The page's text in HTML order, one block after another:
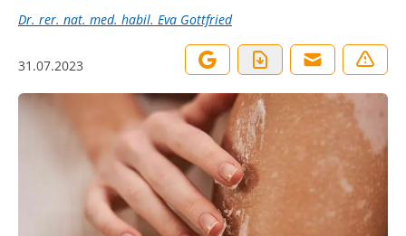
Dr. rer. nat. med. habil. Eva Gottfried
31.07.2023